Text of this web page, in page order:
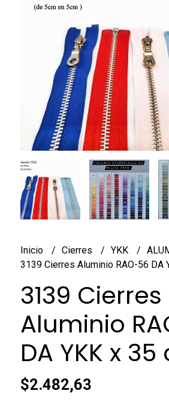
Inicio Cierres YKK
3139 Cierres Aluminio RAO-56 DA
3139 Cierres
Aluminio
DA YKK x
$2.482,63